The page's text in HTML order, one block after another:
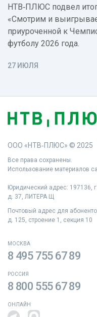
НТВ‑ПЛЮС подвел
«Смотрим и
приуроченной к
футболу 2026 года.
27 ИЮЛЯ
ООО «НТВ‑ПЛЮС» © 2025
Все права сохранены.
Использование материалов
Юридический адрес: 197136,
д. 37, ЛИТЕРА Щ
Почтовый адрес для
д. 125, строение 1, секция 10
МОСКВА
8 495 755 67 89
РОССИЯ
8 800 555 67 89
ОНЛАЙН